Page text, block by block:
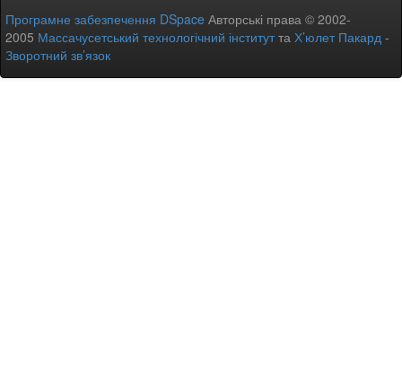
Програмне забезпечення DSpace Авторські права © 2002-
2005 Массачусетський технологічний інститутта Х’юлет Пакард -
Зворотний зв’язок